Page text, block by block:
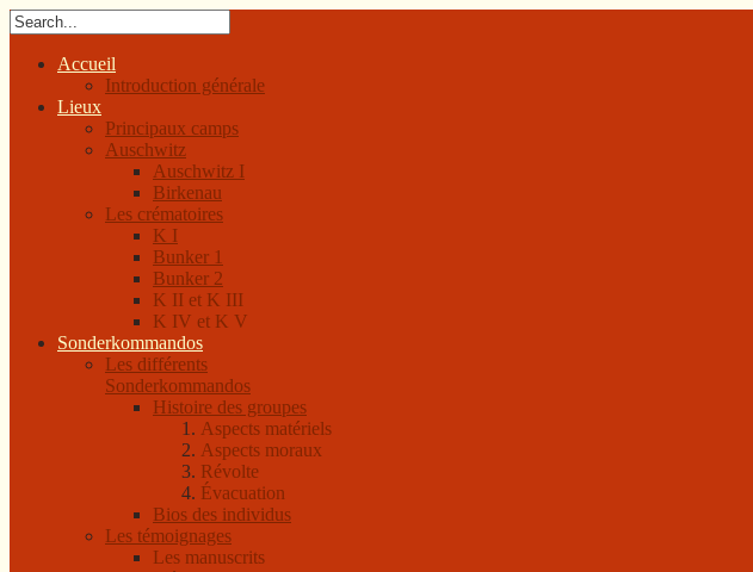
Accueil
Introduction générale
Lieux
Principaux camps
Auschwitz
Auschwitz I
Birkenau
Les crématoires
K I
Bunker 1
Bunker 2
K II et K III
K IV et K V
Sonderkommandos
Les différents
Sonderkommandos
Histoire des groupes
Aspects matériels
Aspects moraux
Révolte
Évacuation
Bios des individus
Les témoignages
Les manuscrits